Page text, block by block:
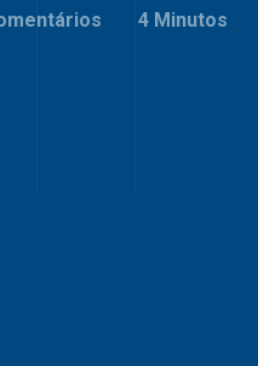
4 Minutos